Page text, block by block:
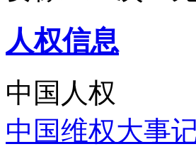
人权信息
中国人权
中国维权大事